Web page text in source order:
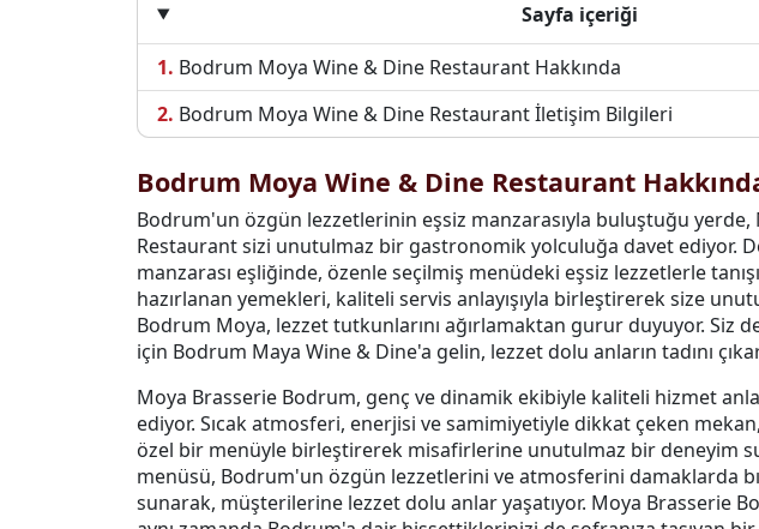
Sayfa içeriği
Bodrum Moya Wine & Dine Restaurant Hakkında
Bodrum Moya Wine & Dine Restaurant İletişim Bilgileri
Bodrum Moya Wine & Dine Restaurant
Bodrum'un özgün lezzetlerinin eşsiz manzarasıyla buluştuğu yerde,
Restaurant sizi unutulmaz bir gastronomik yolculuğa davet ediyor.
manzarası eşliğinde, özenle seçilmiş menüdeki eşsiz lezzetlerle
hazırlanan yemekleri, kaliteli servis anlayışıyla birleştirerek size
Bodrum Moya, lezzet tutkunlarını ağırlamaktan gurur duyuyor. Siz
için Bodrum Maya Wine & Dine'a gelin, lezzet dolu anların tadını
Moya Brasserie Bodrum, genç ve dinamik ekibiyle kaliteli hizmet
ediyor. Sıcak atmosferi, enerjisi ve samimiyetiyle dikkat çeken
özel bir menüyle birleştirerek misafirlerine unutulmaz bir deneyim
menüsü, Bodrum'un özgün lezzetlerini ve atmosferini damaklarda
sunarak, müşterilerine lezzet dolu anlar yaşatıyor. Moya Brasserie